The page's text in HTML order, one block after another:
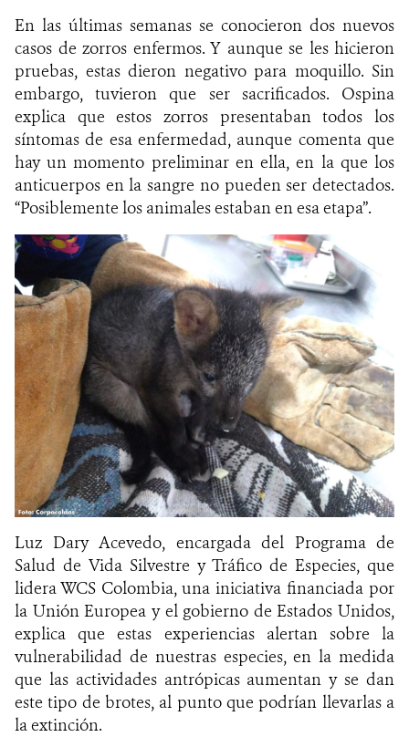
En las últimas semanas se conocieron dos nuevos
casos de zorros enfermos. Y aunque se les hicieron
pruebas, estas dieron negativo para moquillo. Sin
embargo, tuvieron que ser sacrificados. Ospina
explica que estos zorros presentaban todos los
síntomas de esa enfermedad, aunque comenta que
hay un momento preliminar en ella, en la que los
anticuerpos en la sangre no pueden ser detectados.
“Posiblemente los animales estaban en esa etapa”.
Luz Dary Acevedo, encargada del Programa de
Salud de Vida Silvestre y Tráfico de Especies, que
lidera WCS Colombia, una iniciativa financiada por
la Unión Europea y el gobierno de Estados Unidos,
explica que estas experiencias alertan sobre la
vulnerabilidad de nuestras especies, en la medida
que las actividades antrópicas aumentan y se dan
este tipo de brotes, al punto que podrían llevarlas a
la extinción.